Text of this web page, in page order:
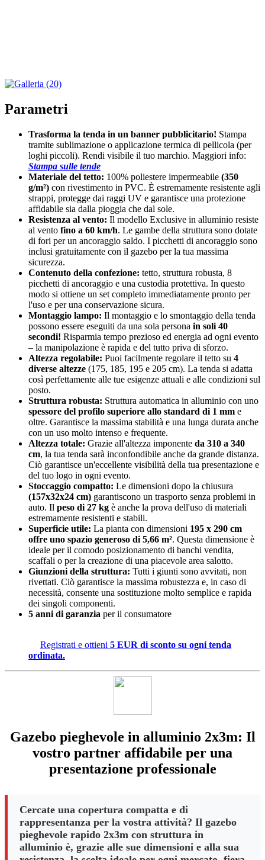
Parametri
Trasforma la tenda in un banner pubblicitario! Stampa
tramite sublimazione o applicazione termica di pellicola (per
loghi piccoli). Rendi visibile il tuo marchio. Maggiori info:
Stampa sulle tende
Materiale del tetto: 100% poliestere impermeabile (350
g/m²) con rivestimento in PVC. È estremamente resistente agli
strappi, protegge dai raggi UV e garantisce una protezione
affidabile sia dalla pioggia che dal sole.
Resistenza al vento: Il modello Exclusive in alluminio resiste
al vento fino a 60 km/h. Le gambe della struttura sono dotate
di fori per un ancoraggio saldo. I picchetti di ancoraggio sono
inclusi gratuitamente con il gazebo per la tua massima
sicurezza.
Contenuto della confezione: tetto, struttura robusta, 8
picchetti di ancoraggio e una custodia protettiva. In questo
modo si ottiene un set completo immediatamente pronto per
l'uso e per una conservazione sicura.
Montaggio lampo: Il montaggio e lo smontaggio della tenda
possono essere eseguiti da una sola persona in soli 40
secondi! Risparmia tempo prezioso ed energia ad ogni evento
– la manipolazione è rapida e del tutto priva di sforzo.
Altezza regolabile: Puoi facilmente regolare il tetto su 4
diverse altezze (175, 185, 195 e 205 cm). La tenda si adatta
così perfettamente alle tue esigenze attuali e alle condizioni sul
posto.
Struttura robusta: Struttura automatica in alluminio con uno
spessore del profilo superiore allo standard di 1 mm e
oltre. Garantisce la massima stabilità e una lunga durata anche
con un uso molto intenso e frequente.
Altezza totale: Grazie all'altezza imponente da 310 a 340
cm, la tua tenda sarà inconfondibile anche da grande distanza.
Ciò garantisce un'eccellente visibilità della tua presentazione e
del tuo logo in ogni evento.
Stoccaggio compatto: Le dimensioni dopo la chiusura
(157x32x24 cm) garantiscono un trasporto senza problemi in
auto. Il peso di 27 kg è anche la prova dell'uso di materiali
estremamente resistenti e stabili.
Superficie utile: La pianta con dimensioni 195 x 290 cm
offre uno spazio generoso di 5,66 m². Questa dimensione è
ideale per il comodo posizionamento di banchi vendita,
scaffali o per la creazione di una piacevole area salotto.
Giunzioni della struttura: Tutti i giunti sono avvitati, non
rivettati. Ciò garantisce la massima robustezza e, in caso di
necessità, consente una sostituzione molto semplice e rapida
dei singoli componenti.
5 anni di garanzia per il consumatore
Registrati e ottieni 5 EUR di sconto su ogni tenda
ordinata.
Gazebo pieghevole in alluminio 2x3m: Il
vostro partner affidabile per una
presentazione professionale
Cercate una copertura compatta e di
rappresentanza per la vostra attività? Il gazebo
pieghevole rapido 2x3m con struttura in
alluminio è, grazie alle sue dimensioni e alla sua